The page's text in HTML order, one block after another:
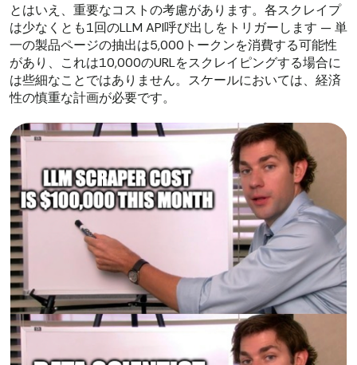
とはいえ、重要なコストの考慮があります。各スクレイプ
は少なくとも1回のLLM API呼び出しをトリガーします — 単
一の製品ページの抽出は5,000トークンを消費する可能性
があり、これは10,000のURLをスクレイピングする場合に
は些細なことではありません。スケールにおいては、経済
性の慎重な計画が必要です。